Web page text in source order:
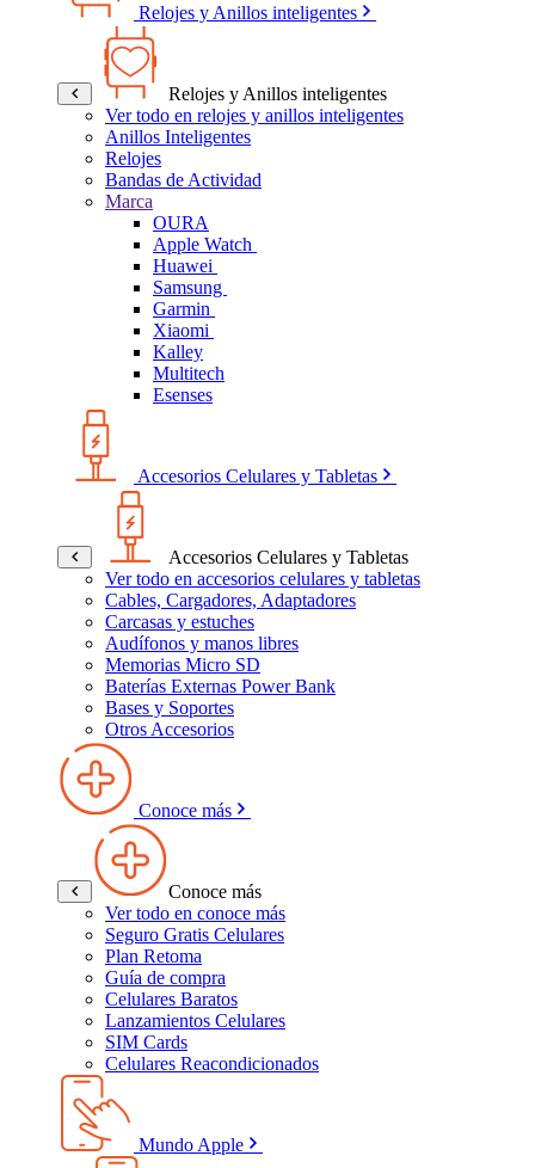
Relojes y Anillos inteligentes
Relojes y Anillos inteligentes
Ver todo en relojes y anillos inteligentes
Anillos Inteligentes
Relojes
Bandas de Actividad
Marca
OURA
Apple Watch
Huawei
Samsung
Garmin
Xiaomi
Kalley
Multitech
Esenses
Accesorios Celulares y Tabletas
Accesorios Celulares y Tabletas
Ver todo en accesorios celulares y tabletas
Cables, Cargadores, Adaptadores
Carcasas y estuches
Audífonos y manos libres
Memorias Micro SD
Baterías Externas Power Bank
Bases y Soportes
Otros Accesorios
Conoce más
Conoce más
Ver todo en conoce más
Seguro Gratis Celulares
Plan Retoma
Guía de compra
Celulares Baratos
Lanzamientos Celulares
SIM Cards
Celulares Reacondicionados
Mundo Apple